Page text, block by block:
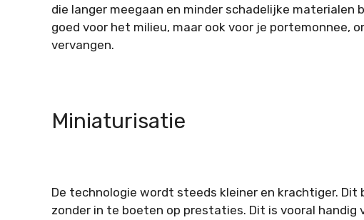
die langer meegaan en minder schadelijke
goed voor het milieu, maar ook voor je portemonnee,
vervangen.
Miniaturisatie
De technologie wordt steeds kleiner en krachtiger.
zonder in te boeten op prestaties. Dit is vooral